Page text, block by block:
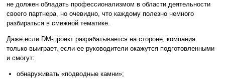
не должен обладать профессионализмом в области деятельности
своего партнера, но очевидно, что каждому полезно немного
разбираться в смежной тематике.
Даже если DM-проект разрабатывается на стороне, компания
только выиграет, если ее руководители окажутся подготовленными
и смогут:
обнаруживать «подводные камни»;